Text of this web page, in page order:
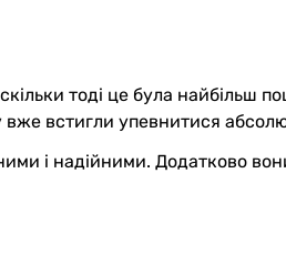
тоді це була найбільш
вже встигли упевнитися
і надійними. Додатково